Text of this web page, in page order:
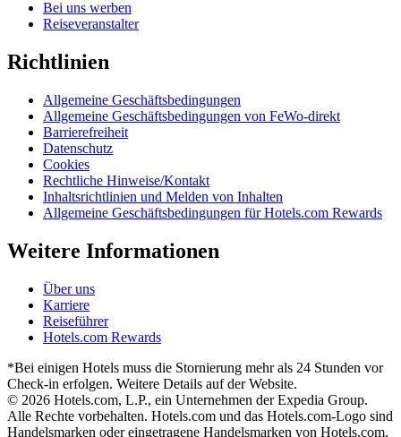
Bei uns werben
Reiseveranstalter
Richtlinien
Allgemeine Geschäftsbedingungen
Allgemeine Geschäftsbedingungen von FeWo-direkt
Barrierefreiheit
Datenschutz
Cookies
Rechtliche Hinweise/Kontakt
Inhaltsrichtlinien und Melden von Inhalten
Allgemeine Geschäftsbedingungen für Hotels.com Rewards
Weitere Informationen
Über uns
Karriere
Reiseführer
Hotels.com Rewards
*Bei einigen Hotels muss die Stornierung mehr als 24 Stunden vor
Check-in erfolgen. Weitere Details auf der Website.
© 2026 Hotels.com, L.P., ein Unternehmen der Expedia Group.
Alle Rechte vorbehalten. Hotels.com und das Hotels.com-Logo sind
Handelsmarken oder eingetragene Handelsmarken von Hotels.com,